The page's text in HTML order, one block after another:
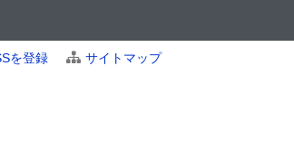
を登録 サイトマップ